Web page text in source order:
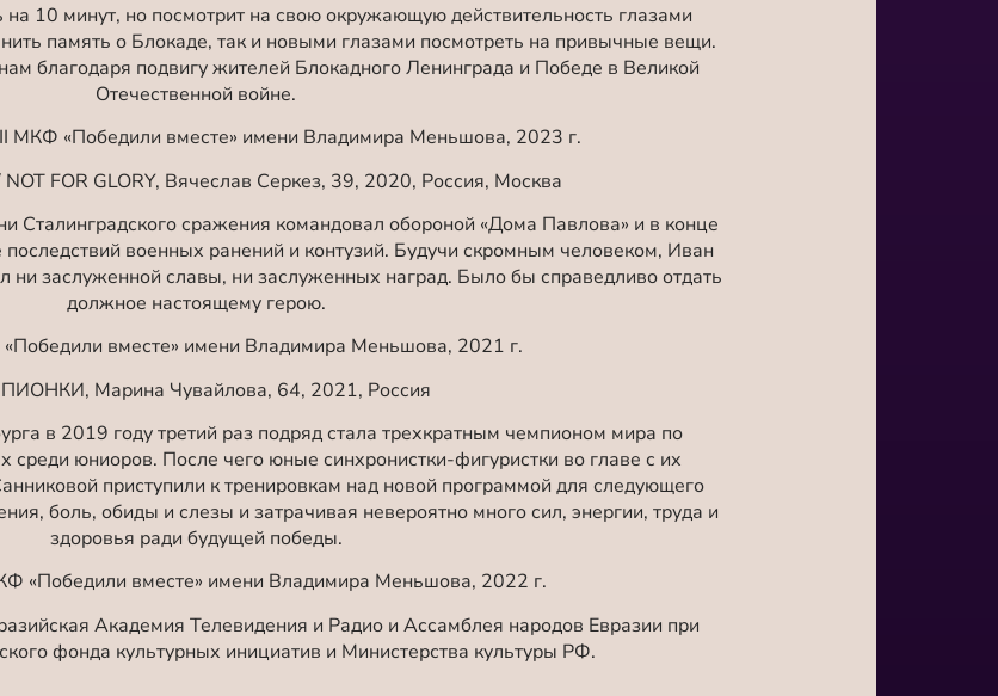
10 минут, но посмотрит на свою окружающую действительность глазами
память о Блокаде, так и новыми глазами посмотреть на привычные вещи.
благодаря подвигу жителей Блокадного Ленинграда и Победе в Великой
Отечественной войне.
МКФ «Победили вместе» имени Владимира Меньшова, 2023 г.
FOR GLORY, Вячеслав Серкез, 39, 2020, Россия, Москва
Сталинградского сражения командовал обороной «Дома Павлова» и в конце
последствий военных ранений и контузий. Будучи скромным человеком, Иван
заслуженной славы, ни заслуженных наград. Было бы справедливо отдать
должное настоящему герою.
вместе» имени Владимира Меньшова, 2021 г.
Марина Чувайлова, 64, 2021, Россия
в 2019 году третий раз подряд стала трехкратным чемпионом мира по
среди юниоров. После чего юные синхронистки-фигуристки во главе с их
приступили к тренировкам над новой программой для следующего
боль, обиды и слезы и затрачивая невероятно много сил, энергии, труда и
здоровья ради будущей победы.
«Победили вместе» имени Владимира Меньшова, 2022 г.
Академия Телевидения и Радио и Ассамблея народов Евразии при
фонда культурных инициатив и Министерства культуры РФ.